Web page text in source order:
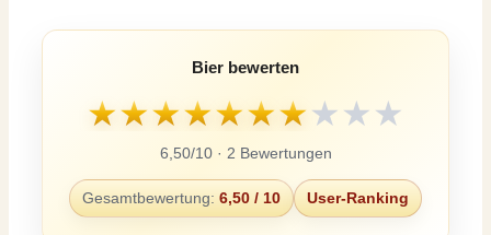
Bier bewerten
★★★★★★★★★★
6,50/10 · 2 Bewertungen
Gesamtbewertung: 6,50 / 10 User-Ranking